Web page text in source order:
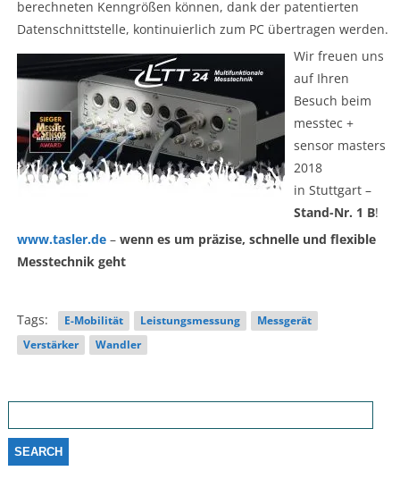
berechneten Kenngrößen können, dank der patentierten
Datenschnittstelle, kontinuierlich zum PC übertragen werden.
Wir freuen uns
auf Ihren
Besuch beim
messtec +
sensor masters
2018
in Stuttgart –
Stand-Nr. 1 B!
www.tasler.de– wenn es um präzise, schnelle und flexible
Messtechnik geht
Tags: E-Mobilität Leistungsmessung
Messgerät
Verstärker
Wandler
Search